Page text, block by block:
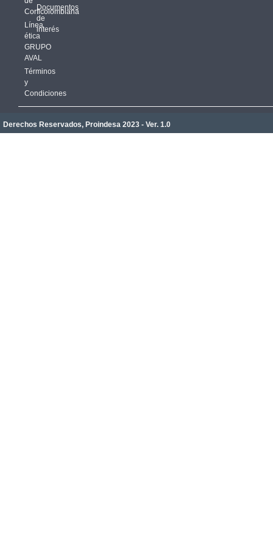
Corficolombiana
Línea
ética
GRUPO
AVAL
Términos
y
Condiciones
Documentos
de
interés
Derechos Reservados, Proindesa 2023 - Ver. 1.0